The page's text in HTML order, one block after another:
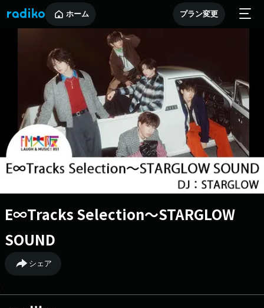
ホーム プラン変更
E∞Tracks Selection〜STARGLOW
SOUND
シェア